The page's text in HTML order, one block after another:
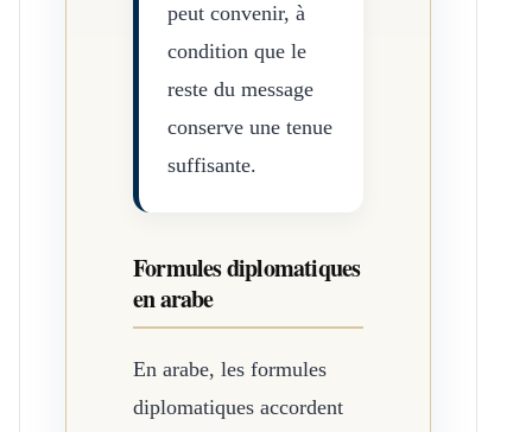
peut convenir, à
condition que le
reste du message
conserve une tenue
suffisante.
Formules diplomatiques
en arabe
En arabe, les formules
diplomatiques accordent